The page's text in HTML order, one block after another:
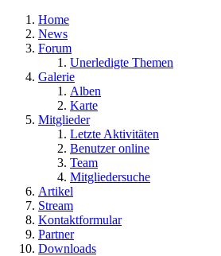
Home
News
Forum
Unerledigte Themen
Galerie
Alben
Karte
Mitglieder
Letzte Aktivitäten
Benutzer online
Team
Mitgliedersuche
Artikel
Stream
Kontaktformular
Partner
Downloads